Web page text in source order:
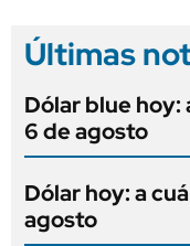
Últimas
Dólar blue hoy:
6 de agosto
Dólar hoy: a
agosto